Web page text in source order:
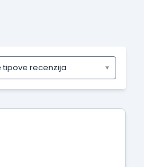
tipove recenzija